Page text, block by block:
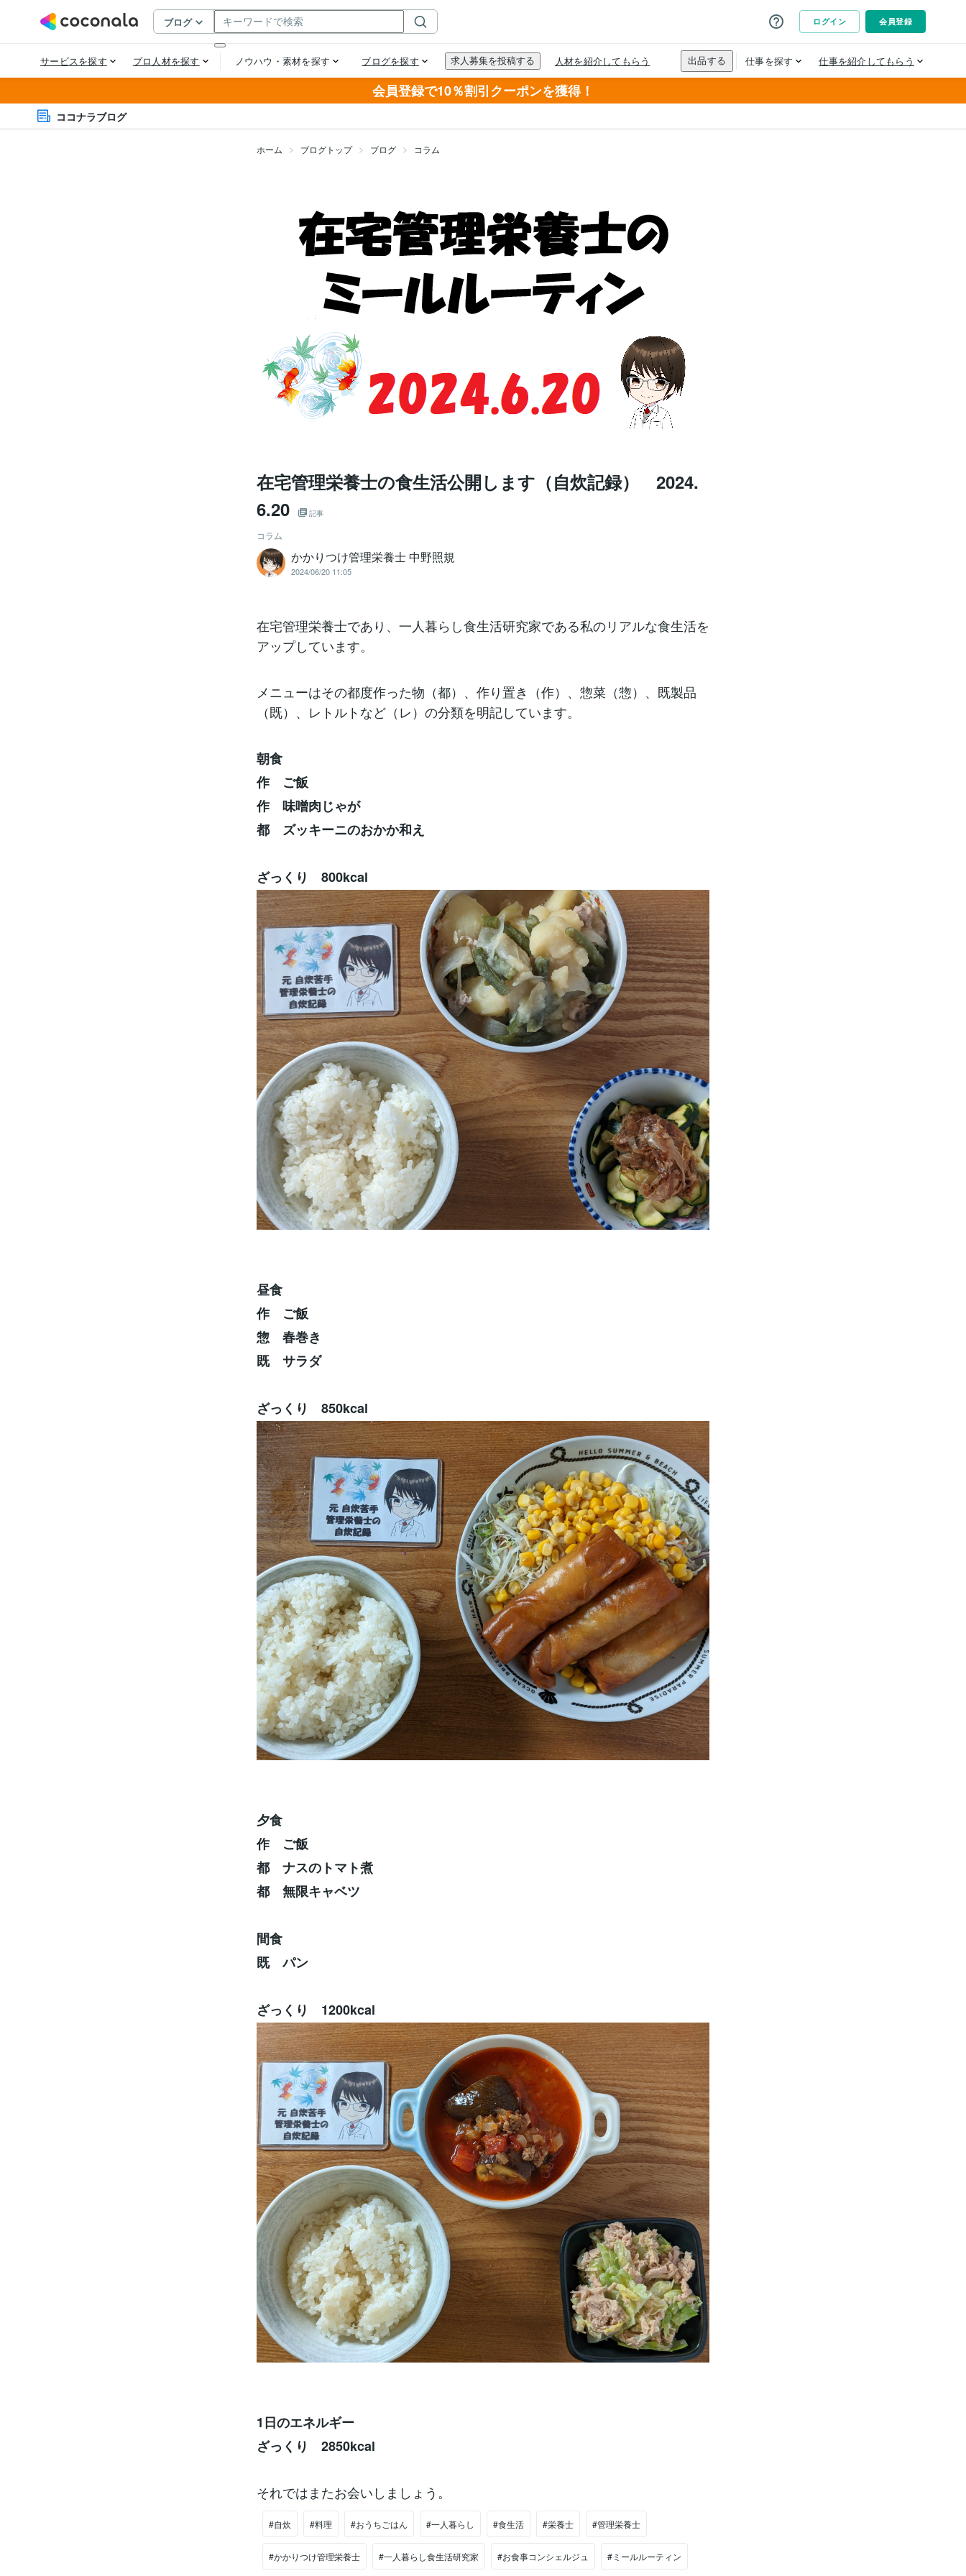
会員登録で10％割引クーポンを獲得！
ココナラブログ
ホーム ブログトップ ブログ コラム
在宅管理栄養士の食生活公開します（自炊記録） 2024.
6.20
記事
コラム
かかりつけ管理栄養士 中野照規
2024/06/20 11:05
在宅管理栄養士であり、一人暮らし食生活研究家である私のリアルな食生活を
アップしています。
メニューはその都度作った物（都）、作り置き（作）、惣菜（惣）、既製品
（既）、レトルトなど（レ）の分類を明記しています。
朝食
作 ご飯
作 味噌肉じゃが
都 ズッキーニのおかか和え
ざっくり 800kcal
昼食
作 ご飯
惣 春巻き
既 サラダ
ざっくり 850kcal
夕食
作 ご飯
都 ナスのトマト煮
都 無限キャベツ
間食
既 パン
ざっくり 1200kcal
1日のエネルギー
ざっくり 2850kcal
それではまたお会いしましょう。
#自炊 #料理 #おうちごはん #一人暮らし #食生活 #栄養士 #管理栄養士
#かかりつけ管理栄養士 #一人暮らし食生活研究家 #お食事コンシェルジュ #ミールルーティン